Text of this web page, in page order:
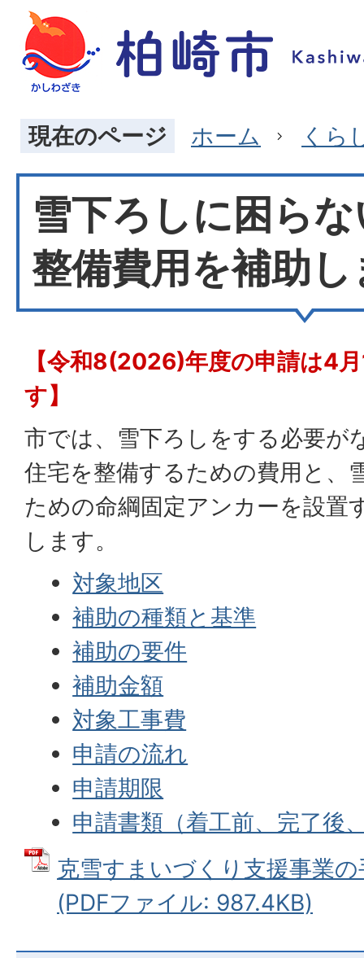
現在のページ ホーム くら
雪下ろしに困ら
整備費用を補助し
【令和8(2026)年度の申請は4
す】
市では、雪下ろしをする必要が
住宅を整備するための費用と、
ための命綱固定アンカーを設置
します。
対象地区
補助の種類と基準
補助の要件
補助金額
対象工事費
申請の流れ
申請期限
申請書類（着工前、完了後
克雪すまいづくり支援事業
(PDFファイル: 987.4KB)